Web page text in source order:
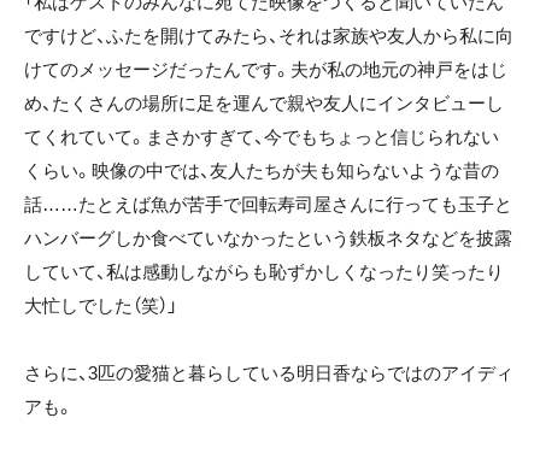
ですけど、ふたを開けてみたら、それは家族や友人から私に向
けてのメッセージだったんです。夫が私の地元の神戸をはじ
め、たくさんの場所に足を運んで親や友人にインタビューし
てくれていて。まさかすぎて、今でもちょっと信じられない
くらい。映像の中では、友人たちが夫も知らないような昔の
話……たとえば魚が苦手で回転寿司屋さんに行っても玉子と
ハンバーグしか食べていなかったという鉄板ネタなどを披露
していて、私は感動しながらも恥ずかしくなったり笑ったり
大忙しでした（笑）」
さらに、3匹の愛猫と暮らしている明日香ならではのアイディ
アも。